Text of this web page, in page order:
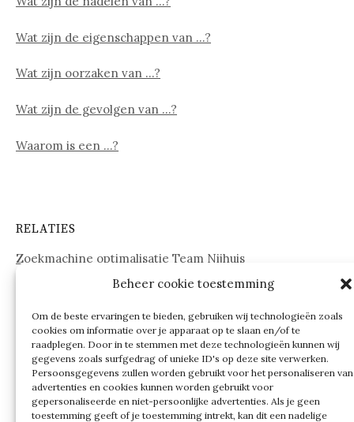
Beheer cookie toestemming
Om de beste ervaringen te bieden, gebruiken wij technologieën zoals
cookies om informatie over je apparaat op te slaan en/of te
raadplegen. Door in te stemmen met deze technologieën kunnen wij
gegevens zoals surfgedrag of unieke ID's op deze site verwerken.
Persoonsgegevens zullen worden gebruikt voor het personaliseren van
advertenties en cookies kunnen worden gebruikt voor
gepersonaliseerde en niet-persoonlijke advertenties. Als je geen
toestemming geeft of je toestemming intrekt, kan dit een nadelige
Wat zijn de eigenschappen van …?
Wat zijn oorzaken van …?
Wat zijn de gevolgen van …?
Waarom is een …?
RELATIES
Zoekmachine optimalisatie Team Nijhuis